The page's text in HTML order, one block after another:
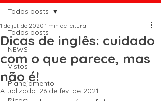
Todos posts
NEWS
Vistos
Planejamento
Todos posts
Dicas de inglês: cuidado
com o que parece, mas
não é!
1 de jul. de 2020 1 min de leitura
Atualizado: 26 de fev. de 2021